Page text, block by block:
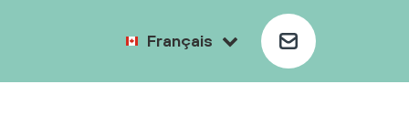
Français